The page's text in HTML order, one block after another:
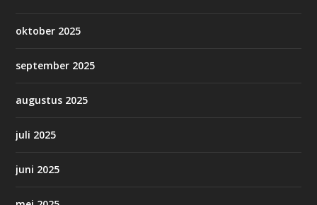
oktober 2025
september 2025
augustus 2025
juli 2025
juni 2025